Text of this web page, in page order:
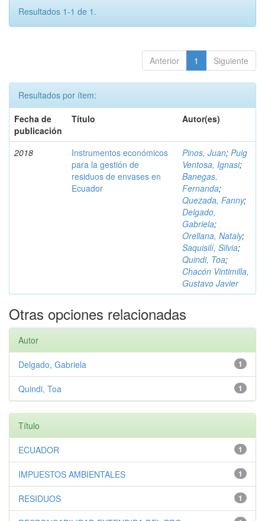
Resultados 1-1 de 1.
Anterior 1 Siguiente
Resultados por ítem:
Fecha de
publicación
Título Autor(es)
2018
Instrumentos económicos
para la gestión de
residuos de envases en
Ecuador
Pinos, Juan; Puig
Ventosa, Ignasi;
Banegas,
Fernanda;
Quezada, Fanny;
Delgado,
Gabriela;
Orellana, Nataly;
Saquisilí, Silvia;
Quindi, Toa;
Chacón Vintimilla,
Gustavo Javier
Otras opciones relacionadas
Autor
1
Delgado, Gabriela
1
Quindi, Toa
Título
1
ECUADOR
1
IMPUESTOS AMBIENTALES
1
RESIDUOS